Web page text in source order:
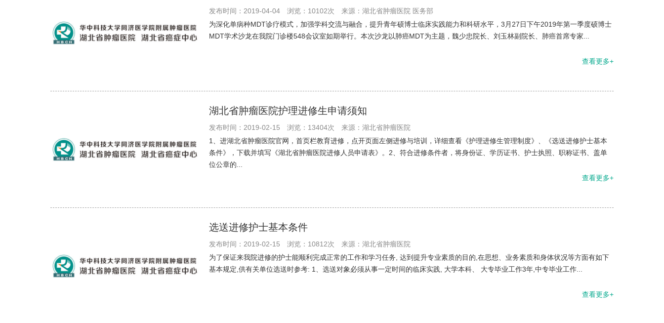
发布时间：2019-04-04 浏览：10102次
来源：湖北省肿瘤医院 医务部
为深化单病种MDT诊疗模式，加强学科交流与融合，提升青年硕博士临床实践能力和科研水平，3月27日下午2019年第一季度硕博士
MDT学术沙龙在我院门诊楼548会议室如期举行。本次沙龙以肺癌MDT为主题，魏少忠院长、刘玉林副院长、肺癌首席专家...
查看更多+
湖北省肿瘤医院护理进修生申请须知
发布时间：2019-02-15 浏览：13404次
来源：湖北省肿瘤医院
1、进湖北省肿瘤医院官网，首页栏教育进修，点开页面左侧进修与培训，详细查看《护理进修生管理制度》、《选送进修护士基本
条件》，下载并填写《湖北省肿瘤医院进修人员申请表》。2、符合进修条件者，将身份证、学历证书、护士执照、职称证书、盖单
位公章的...
查看更多+
选送进修护士基本条件
发布时间：2019-02-15 浏览：10812次
来源：湖北省肿瘤医院
为了保证来我院进修的护士能顺利完成正常的工作和学习任务, 达到提升专业素质的目的,在思想、业务素质和身体状况等方面有如下
基本规定,供有关单位选送时参考: 1、选送对象必须从事一定时间的临床实践, 大学本科、 大专毕业工作3年,中专毕业工作...
查看更多+